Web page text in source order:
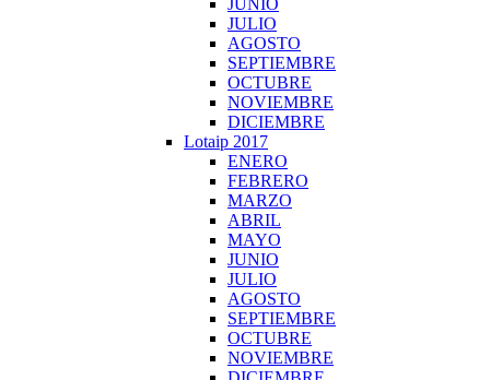
JUNIO
JULIO
AGOSTO
SEPTIEMBRE
OCTUBRE
NOVIEMBRE
DICIEMBRE
Lotaip 2017
ENERO
FEBRERO
MARZO
ABRIL
MAYO
JUNIO
JULIO
AGOSTO
SEPTIEMBRE
OCTUBRE
NOVIEMBRE